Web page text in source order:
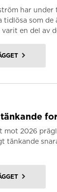
har
tidlösa som de
en del av
mot 2026
tänkande